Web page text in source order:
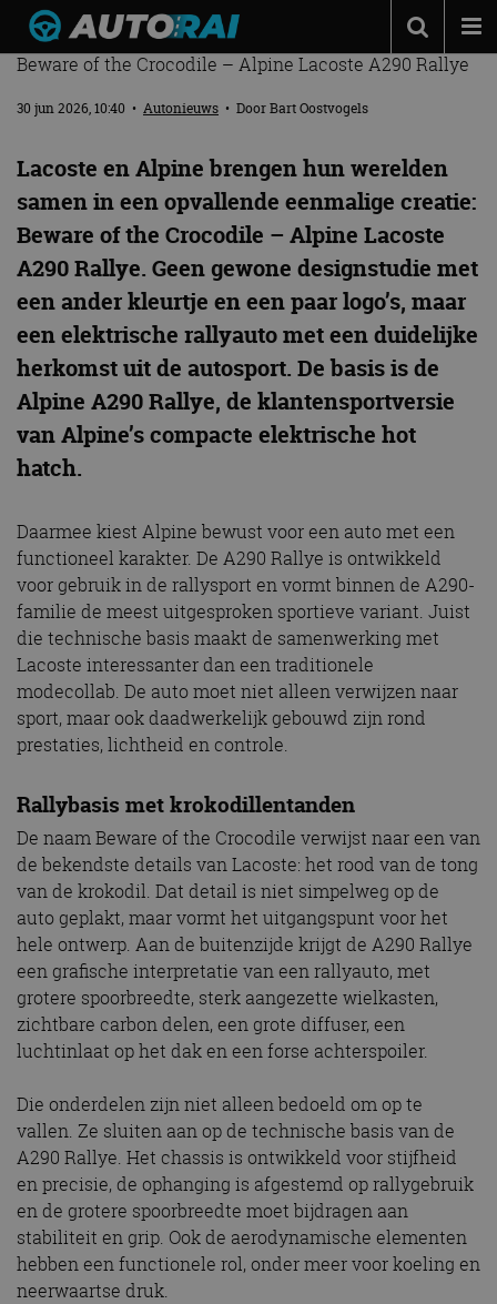
Autonieuws
Podcast
Autotests
Automerken
Adverteren
MotorRAI.nl
PAS OP: DEZE ALPINE A290 RALLYE BIJT TERUG
Beware of the Crocodile – Alpine Lacoste A290 Rallye
30 jun 2026, 10:40 • Autonieuws • DoorBart Oostvogels
Lacoste en Alpine brengen hun werelden
samen in een opvallende eenmalige creatie:
Beware of the Crocodile – Alpine Lacoste
A290 Rallye. Geen gewone designstudie met
een ander kleurtje en een paar logo’s, maar
een elektrische rallyauto met een duidelijke
herkomst uit de autosport. De basis is de
Alpine A290 Rallye, de klantensportversie
van Alpine’s compacte elektrische hot
hatch.
Daarmee kiest Alpine bewust voor een auto met een
functioneel karakter. De A290 Rallye is ontwikkeld
voor gebruik in de rallysport en vormt binnen de A290-
familie de meest uitgesproken sportieve variant. Juist
die technische basis maakt de samenwerking met
Lacoste interessanter dan een traditionele
modecollab. De auto moet niet alleen verwijzen naar
sport, maar ook daadwerkelijk gebouwd zijn rond
prestaties, lichtheid en controle.
Rallybasis met krokodillentanden
De naam Beware of the Crocodile verwijst naar een van
de bekendste details van Lacoste: het rood van de tong
van de krokodil. Dat detail is niet simpelweg op de
auto geplakt, maar vormt het uitgangspunt voor het
hele ontwerp. Aan de buitenzijde krijgt de A290 Rallye
een grafische interpretatie van een rallyauto, met
grotere spoorbreedte, sterk aangezette wielkasten,
zichtbare carbon delen, een grote diffuser, een
luchtinlaat op het dak en een forse achterspoiler.
Die onderdelen zijn niet alleen bedoeld om op te
vallen. Ze sluiten aan op de technische basis van de
A290 Rallye. Het chassis is ontwikkeld voor stijfheid
en precisie, de ophanging is afgestemd op rallygebruik
en de grotere spoorbreedte moet bijdragen aan
stabiliteit en grip. Ook de aerodynamische elementen
hebben een functionele rol, onder meer voor koeling en
neerwaartse druk.